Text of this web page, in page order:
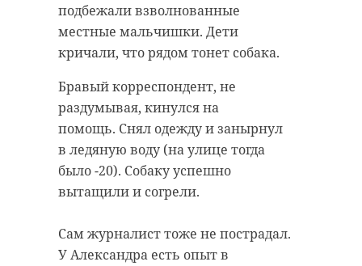
подбежали взволнованные
местные мальчишки. Дети
кричали, что рядом тонет собака.
Бравый корреспондент, не
раздумывая, кинулся на
помощь. Снял одежду и занырнул
в ледяную воду (на улице тогда
было -20). Собаку успешно
вытащили и согрели.
Сам журналист тоже не пострадал.
У Александра есть опыт в